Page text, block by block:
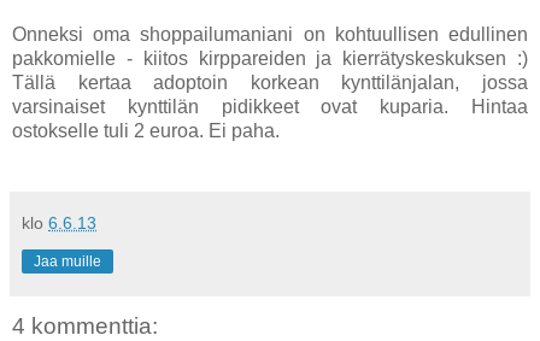
Onneksi oma shoppailumaniani on kohtuullisen edullinen
pakkomielle - kiitos kirppareiden ja kierrätyskeskuksen :)
Tällä kertaa adoptoin korkean kynttilänjalan, jossa
varsinaiset kynttilän pidikkeet ovat kuparia. Hintaa
ostokselle tuli 2 euroa. Ei paha.
klo 6.6.13
Jaa muille
4 kommenttia: